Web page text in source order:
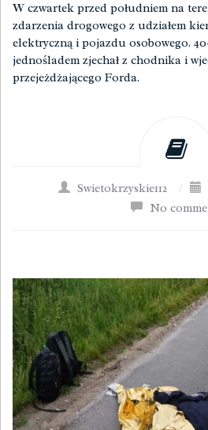
W czwartek przed południem na
zdarzenia drogowego z udziałem
elektryczną i pojazdu osobowego.
jednośladem zjechał z chodnika i
przejeżdżającego Forda.
Swietokrzyskie112 /
No